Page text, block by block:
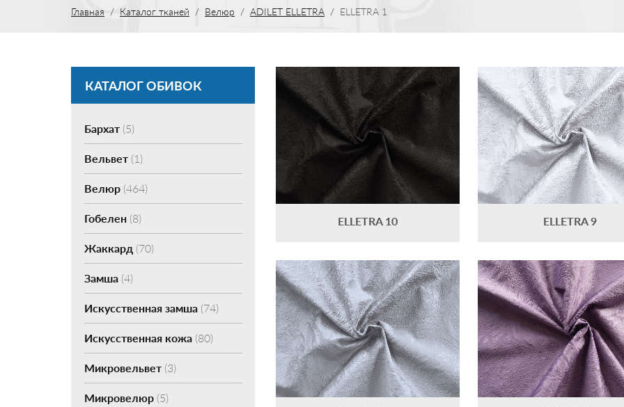
Главная Каталог тканей Велюр ADILET ELLETRA ELLETRA 1
КАТАЛОГ ОБИВОК
Бархат(5)
Вельвет(1)
Велюр(464)
Гобелен(8)
Жаккард (70)
Замша(4)
Искусственная замша(74)
Искусственная кожа(80)
Микровельвет(3)
Микровелюр(5)
ELLETRA 10 ELLETRA 9